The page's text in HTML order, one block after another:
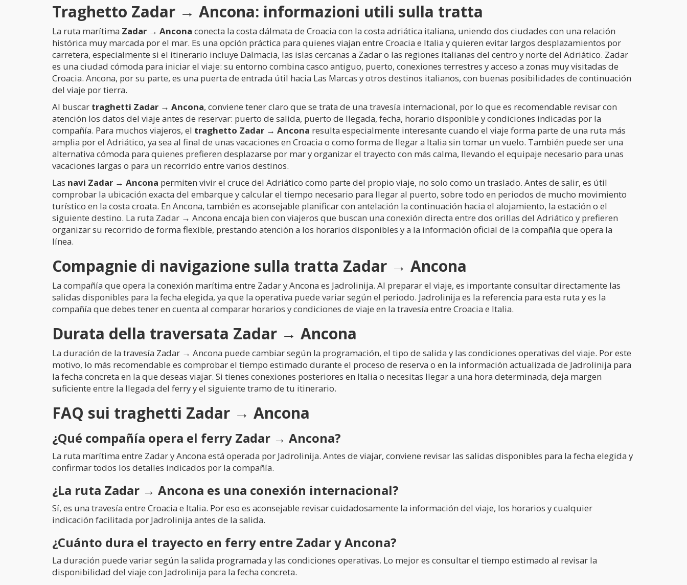
Traghetto Zadar → Ancona: informazioni utili sulla tratta
La ruta marítima Zadar → Ancona conecta la costa dálmata de Croacia con la costa adriática italiana, uniendo dos ciudades con una relación
histórica muy marcada por el mar. Es una opción práctica para quienes viajan entre Croacia e Italia y quieren evitar largos desplazamientos por
carretera, especialmente si el itinerario incluye Dalmacia, las islas cercanas a Zadar o las regiones italianas del centro y norte del Adriático. Zadar
es una ciudad cómoda para iniciar el viaje: su entorno combina casco antiguo, puerto, conexiones terrestres y acceso a zonas muy visitadas de
Croacia. Ancona, por su parte, es una puerta de entrada útil hacia Las Marcas y otros destinos italianos, con buenas posibilidades de continuación
del viaje por tierra.
Al buscar traghetti Zadar → Ancona, conviene tener claro que se trata de una travesía internacional, por lo que es recomendable revisar con
atención los datos del viaje antes de reservar: puerto de salida, puerto de llegada, fecha, horario disponible y condiciones indicadas por la
compañía. Para muchos viajeros, el traghetto Zadar → Ancona resulta especialmente interesante cuando el viaje forma parte de una ruta más
amplia por el Adriático, ya sea al final de unas vacaciones en Croacia o como forma de llegar a Italia sin tomar un vuelo. También puede ser una
alternativa cómoda para quienes prefieren desplazarse por mar y organizar el trayecto con más calma, llevando el equipaje necesario para unas
vacaciones largas o para un recorrido entre varios destinos.
Las navi Zadar → Ancona permiten vivir el cruce del Adriático como parte del propio viaje, no solo como un traslado. Antes de salir, es útil
comprobar la ubicación exacta del embarque y calcular el tiempo necesario para llegar al puerto, sobre todo en periodos de mucho movimiento
turístico en la costa croata. En Ancona, también es aconsejable planificar con antelación la continuación hacia el alojamiento, la estación o el
siguiente destino. La ruta Zadar → Ancona encaja bien con viajeros que buscan una conexión directa entre dos orillas del Adriático y prefieren
organizar su recorrido de forma flexible, prestando atención a los horarios disponibles y a la información oficial de la compañía que opera la
línea.
Compagnie di navigazione sulla tratta Zadar → Ancona
La compañía que opera la conexión marítima entre Zadar y Ancona es Jadrolinija. Al preparar el viaje, es importante consultar directamente las
salidas disponibles para la fecha elegida, ya que la operativa puede variar según el periodo. Jadrolinija es la referencia para esta ruta y es la
compañía que debes tener en cuenta al comparar horarios y condiciones de viaje en la travesía entre Croacia e Italia.
Durata della traversata Zadar → Ancona
La duración de la travesía Zadar → Ancona puede cambiar según la programación, el tipo de salida y las condiciones operativas del viaje. Por este
motivo, lo más recomendable es comprobar el tiempo estimado durante el proceso de reserva o en la información actualizada de Jadrolinija para
la fecha concreta en la que deseas viajar. Si tienes conexiones posteriores en Italia o necesitas llegar a una hora determinada, deja margen
suficiente entre la llegada del ferry y el siguiente tramo de tu itinerario.
FAQ sui traghetti Zadar → Ancona
¿Qué compañía opera el ferry Zadar → Ancona?
La ruta marítima entre Zadar y Ancona está operada por Jadrolinija. Antes de viajar, conviene revisar las salidas disponibles para la fecha elegida y
confirmar todos los detalles indicados por la compañía.
¿La ruta Zadar → Ancona es una conexión internacional?
Sí, es una travesía entre Croacia e Italia. Por eso es aconsejable revisar cuidadosamente la información del viaje, los horarios y cualquier
indicación facilitada por Jadrolinija antes de la salida.
¿Cuánto dura el trayecto en ferry entre Zadar y Ancona?
La duración puede variar según la salida programada y las condiciones operativas. Lo mejor es consultar el tiempo estimado al revisar la
disponibilidad del viaje con Jadrolinija para la fecha concreta.